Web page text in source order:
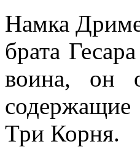
Намка
брата
воина, он
Три Корня.